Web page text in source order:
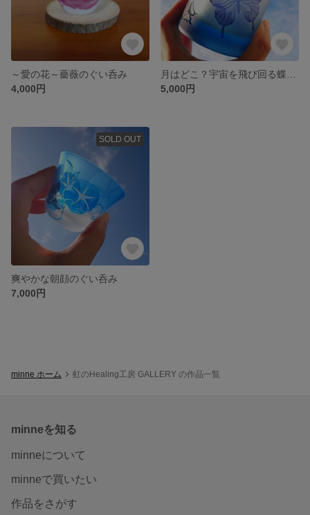
～愛の花～薔薇のぐい呑み
4,000円
5,000円
SOLD OUT
爽やかな朝顔のぐい呑み
7,000円
minne ホーム 虹のHealing工房 GALLERY の作品一覧
minneを知る
minneについて
minneで買いたい
作品をさがす